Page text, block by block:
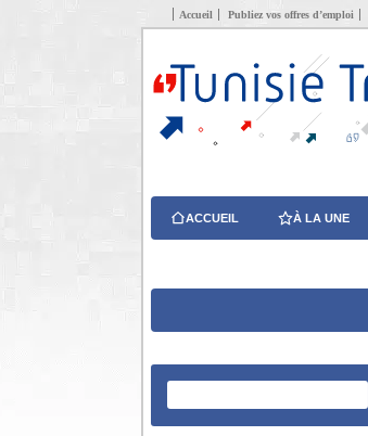
Accueil Publiez vos offres d’emploi
ACCUEIL À LA UNE